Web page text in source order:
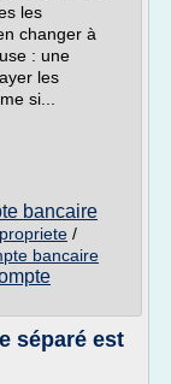
les
changer à
: une
les
si...
bancaire
/
bancaire
séparé est